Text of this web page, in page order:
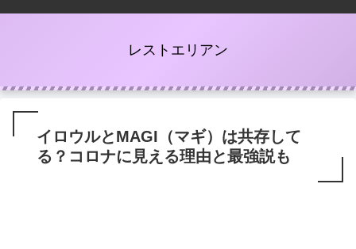
レストエリアン
イロウルとMAGI（マギ）は共存して
る？コロナに見える理由と最強説も